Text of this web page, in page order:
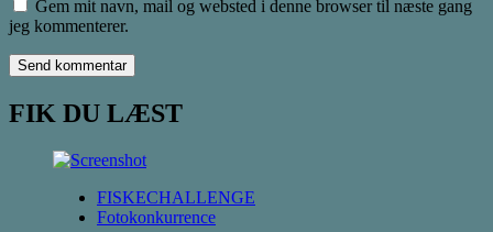
Gem mit navn, mail og websted i denne browser til næste gang
jeg kommenterer.
FIK DU LÆST
FISKECHALLENGE
Fotokonkurrence